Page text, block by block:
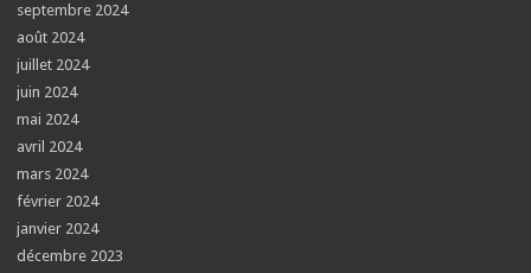
septembre 2024
août 2024
juillet 2024
juin 2024
mai 2024
avril 2024
mars 2024
février 2024
janvier 2024
décembre 2023